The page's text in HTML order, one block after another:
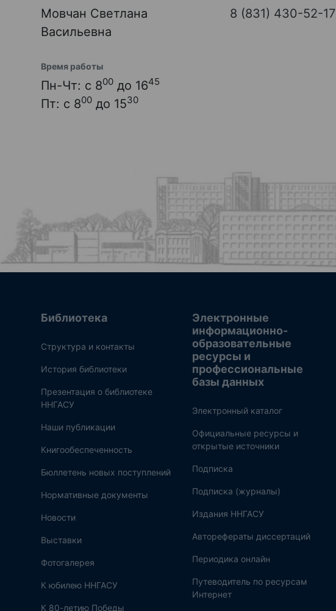
Мовчан Светлана
Васильевна
8 (831) 430-52-17
Время работы
Пн-Чт: с 800 до 1645
Пт: с 800 до 1530
Библиотека
Структура и контакты
История библиотеки
Презентация о библиотеке
ННГАСУ
Наши публикации
Книгообеспеченность
Бюллетень новых поступлений
Нормативные документы
Новости
Выставки
Фотогалерея
К юбилею ННГАСУ
К 80-летию Победы
Электронные
информационно-
образовательные
ресурсы и
профессиональные
базы данных
Электронный каталог
Официальные ресурсы и
открытые источники
Подписка
Подписка (журналы)
Издания ННГАСУ
Авторефераты диссертаций
Периодика онлайн
Путеводитель по ресурсам
Интернет